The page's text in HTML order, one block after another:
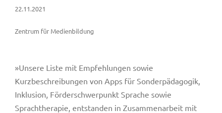
22.11.2021
Zentrum für Medienbildung
»Unsere Liste mit Empfehlungen sowie
Kurzbeschreibungen von Apps für Sonderpädagogik,
Inklusion, Förderschwerpunkt Sprache sowie
Sprachtherapie, entstanden in Zusammenarbeit mit